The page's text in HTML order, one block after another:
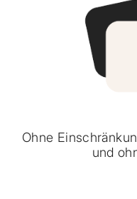
Ohne
und